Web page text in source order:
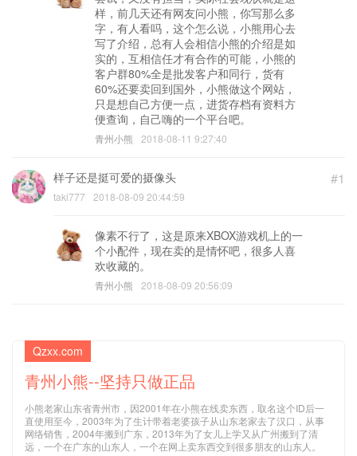
样，前几天还有网友问小熊，你写那么多
字，有人看吗，这个怎么说，小熊用心去
写了介绍，总有人会相信小熊的介绍是如
实的，互相信任才有合作的可能，小熊的
客户群80%全是批发客户和同行，货有
60%还要卖回到国外，小熊做这个网站，
只是想自己方便一点，进货存档有资料方
便查询，自己嗨的一个平台吧。
青州小熊 2018-08-11 9:27:40
#1
样子还是挺可爱的摄像头
taki777 2018-08-09 20:44:59
像素不行了，这是原来XBOX游戏机上的一
个小配件，现在卖的是情怀吧，很多人喜
欢收藏的。
青州小熊 2018-08-09 20:56:09
Qzxx.com
青州小熊--坚持只做正品
小熊老家山东省青州市，因2001年在小熊在线卖东西，取名这个ID后一
直使用至今，2003年为了生计带着老婆孩子从山东老家去了汉口，从事
网络销售，2004年搬到广东，2013年为了女儿上学又从广州搬到了清
远，一个在广东的山东人，一个在网上卖东西交到很多朋友的山东人。